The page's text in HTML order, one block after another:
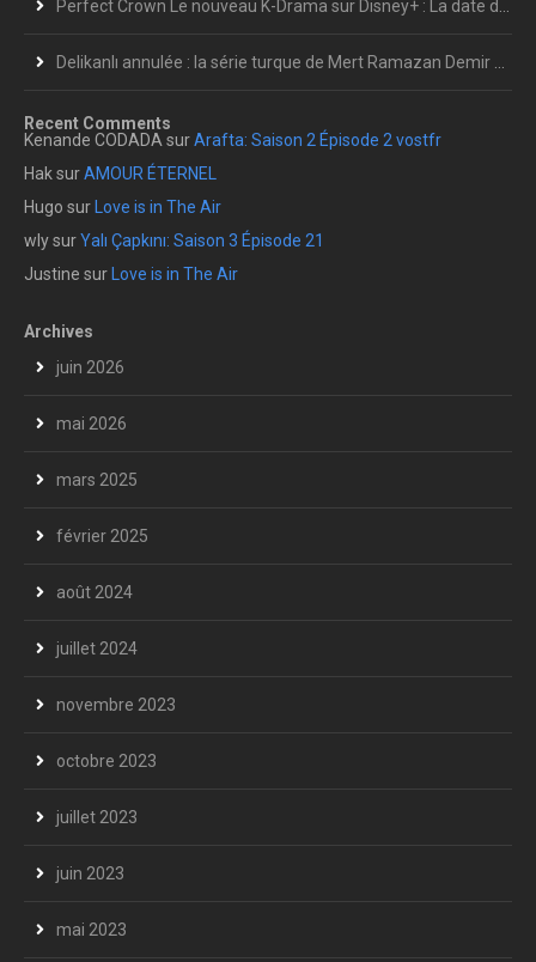
Perfect Crown Le nouveau K-Drama sur Disney+ : La date de sortie en France et le calendrier complet des épisodes
Delikanlı annulée : la série turque de Mert Ramazan Demir s’arrête après 7 épisodes
Recent Comments
Kenande CODADA surArafta: Saison 2 Épisode 2 vostfr
HaksurAMOUR ÉTERNEL
Hugo sur
Love is in The Air
wlysurYalı Çapkını: Saison 3 Épisode 21
Justine sur Love is in The Air
Archives
juin 2026
mai 2026
mars 2025
février 2025
août 2024
juillet 2024
novembre 2023
octobre 2023
juillet 2023
juin 2023
mai 2023